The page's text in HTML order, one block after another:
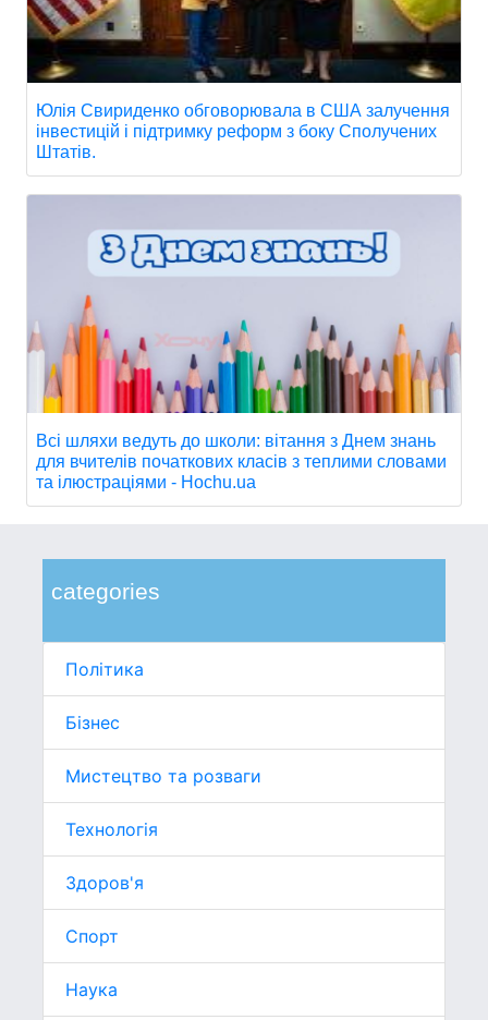
categories
Політика
Бізнес
Мистецтво та розваги
Технологія
Здоров'я
Спорт
Наука
Юлія Свириденко обговорювала в США залучення
інвестицій і підтримку реформ з боку Сполучених
Штатів.
Всі шляхи ведуть до школи: вітання з Днем знань
для вчителів початкових класів з теплими словами
та ілюстраціями - Hochu.ua